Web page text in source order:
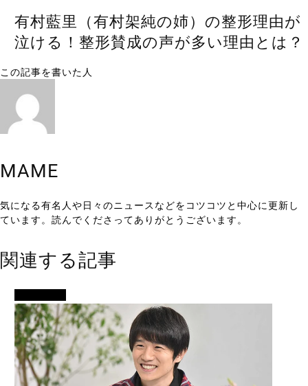
有村藍里（有村架純の姉）の整形理由が
泣ける！整形賛成の声が多い理由とは？
この記事を書いた人
MAME
気になる有名人や日々のニュースなどをコツコツと中心に更新し
ています。読んでくださってありがとうございます。
関連する記事